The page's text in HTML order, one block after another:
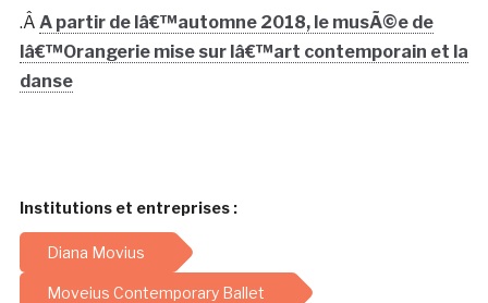
.Â A partir de lâ€™automne 2018, le musÃ©e de
lâ€™Orangerie mise sur lâ€™art contemporain et la
danse
Institutions et entreprises :
Diana Movius
Moveius Contemporary Ballet